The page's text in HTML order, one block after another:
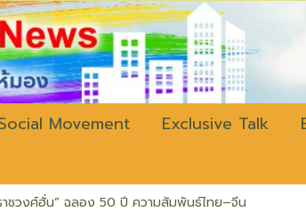
Movement Exclusive Talk
าชวงศ์ฮั่น” ฉลอง 50 ปี ความสัมพันธ์ไทย–จีน